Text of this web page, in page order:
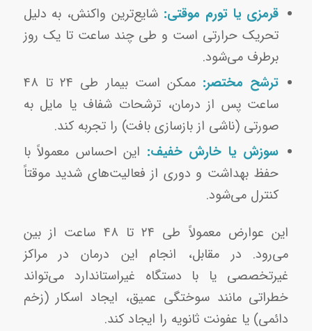
قرمزی یا تورم موقتی: شایع‌ترین واکنش، به دلیل
تحریک حرارتی است و طی چند ساعت تا یک روز
برطرف می‌شود.
ترشح مختصر:
ممکن است بیمار طی ۲۴ تا ۴۸
ساعت پس از درمان، ترشحات شفاف یا مایل به
صورتی (ناشی از بازسازی بافت) را تجربه کند.
سوزش یا خارش خفیف: این احساس معمولاً با
حفظ بهداشت و دوری از فعالیت‌های شدید موقتاً
کنترل می‌شود.
این عوارض معمولاً طی ۲۴ تا ۴۸ ساعت از بین
می‌رود. در مقابل، انجام این درمان در مراکز
غیرتخصصی یا با دستگاه غیراستاندارد می‌تواند
خطراتی مانند سوختگی عمیق، ایجاد اسکار (زخم
دائمی) یا عفونت ثانویه را ایجاد کند.